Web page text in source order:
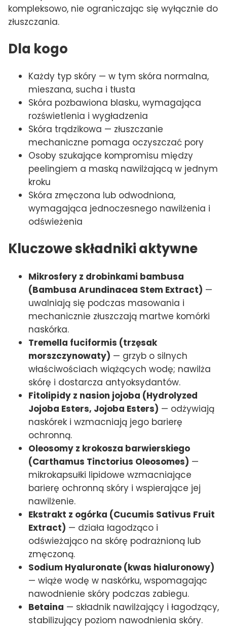
kompleksowo, nie ograniczając się wyłącznie do
złuszczania.
Dla kogo
Każdy typ skóry — w tym skóra normalna,
mieszana, sucha i tłusta
Skóra pozbawiona blasku, wymagająca
rozświetlenia i wygładzenia
Skóra trądzikowa — złuszczanie
mechaniczne pomaga oczyszczać pory
Osoby szukające kompromisu między
peelingiem a maską nawilżającą w jednym
kroku
Skóra zmęczona lub odwodniona,
wymagająca jednoczesnego nawilżenia i
odświeżenia
Kluczowe składniki aktywne
Mikrosfery z drobinkami bambusa
(Bambusa Arundinacea Stem Extract) —
uwalniają się podczas masowania i
mechanicznie złuszczają martwe komórki
naskórka.
Tremella fuciformis (trzęsak
morszczynowaty) — grzyb o silnych
właściwościach wiążących wodę; nawilża
skórę i dostarcza antyoksydantów.
Fitolipidy z nasion jojoba (Hydrolyzed
Jojoba Esters, Jojoba Esters) — odżywiają
naskórek i wzmacniają jego barierę
ochronną.
Oleosomy z krokosza barwierskiego
(Carthamus Tinctorius Oleosomes) —
mikrokapsułki lipidowe wzmacniające
barierę ochronną skóry i wspierające jej
nawilżenie.
Ekstrakt z ogórka (Cucumis Sativus Fruit
Extract) — działa łagodząco i
odświeżająco na skórę podrażnioną lub
zmęczoną.
Sodium Hyaluronate (kwas hialuronowy)
— wiąże wodę w naskórku, wspomagając
nawodnienie skóry podczas zabiegu.
Betaina — składnik nawilżający i łagodzący,
stabilizujący poziom nawodnienia skóry.